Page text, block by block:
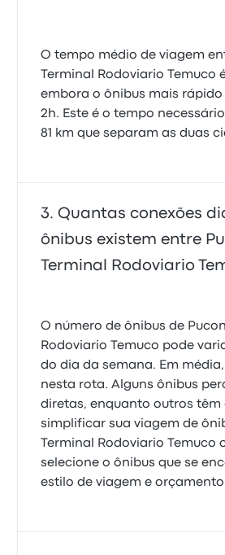
O tempo médio de viagem
Terminal Rodoviario Temuco
embora o ônibus mais rápido
2h. Este é o tempo
81 km que separam as duas
Quantas conexões
ônibus existem entre
Terminal Rodoviario
O número de ônibus de
Rodoviario Temuco pode
do dia da semana. Em
nesta rota. Alguns ônibus
diretas, enquanto outros têm
simplificar sua viagem de
Terminal Rodoviario Temuco
selecione o ônibus que se
estilo de viagem e orçamento